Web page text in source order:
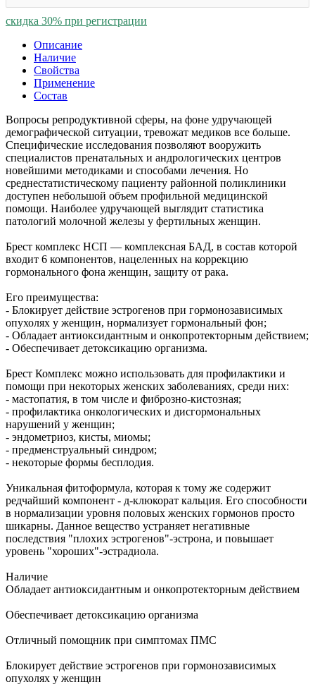
скидка 30% при регистрации
Описание
Наличие
Свойства
Применение
Состав
Вопросы репродуктивной сферы, на фоне удручaющей
демографической ситуации, тревожат медиков все больше.
Специфические исследования позволяют вооружить
специалистов пренатальных и андрологических центров
новейшими методиками и способами лечения. Но
среднестатистическому пациенту районной поликлиники
доступен небольшой объем профильной медицинской
помощи. Наиболее удручающей выглядит статистика
патологий молочной железы у фертильных женщин.
Брест комплекс НСП — комплексная БАД, в состав которой
входит 6 компонентов, нацеленных на коррекцию
гормонального фона женщин, защиту от рака.
Его преимущества:
- Блокирует действие эстрогенов при гормонозависимых
опухолях у женщин, нормализует гормональный фон;
- Обладает антиоксидантным и онкопротекторным действием;
- Обеспечивает детоксикацию организма.
Брест Комплекс можно использовать для профилактики и
помощи при некоторых женских заболеваниях, среди них:
- мастопатия, в том числе и фиброзно-кистозная;
- профилактика онкологических и дисгормональных
нарушений у женщин;
- эндометриоз, кисты, миомы;
- предменструальный синдром;
- некоторые формы бесплодия.
Уникальная фитоформула, которая к тому же содержит
редчайший компонент - д-клюкорат кальция. Его способности
в нормализации уровня половых женских гормонов просто
шикарны. Данное вещество устраняет негативные
последствия "плохих эстрогенов"-эстрона, и повышает
уровень "хороших"-эстрадиола.
Наличие
Обладает антиоксидантным и онкопротекторным действием
Обеспечивает детоксикацию организма
Отличный помощник при симптомах ПМС
Блокирует действие эстрогенов при гормонозависимых
опухолях у женщин